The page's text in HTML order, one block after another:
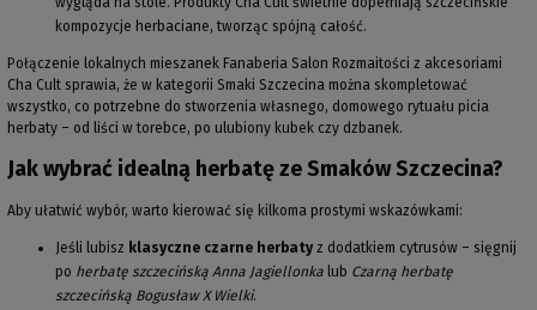
kompozycje herbaciane, tworząc spójną całość.
Połączenie lokalnych mieszanek Fanaberia Salon Rozmaitości z akcesoriami
Cha Cult sprawia, że w kategorii Smaki Szczecina można skompletować
wszystko, co potrzebne do stworzenia własnego, domowego rytuału picia
herbaty – od liści w torebce, po ulubiony kubek czy dzbanek.
Jak wybrać idealną herbatę ze Smaków Szczecina?
Aby ułatwić wybór, warto kierować się kilkoma prostymi wskazówkami:
Jeśli lubisz klasyczne czarne herbaty z dodatkiem cytrusów – sięgnij
po herbatę szczecińską Anna Jagiellonka lub Czarną herbatę
szczecińską Bogusław X Wielki.